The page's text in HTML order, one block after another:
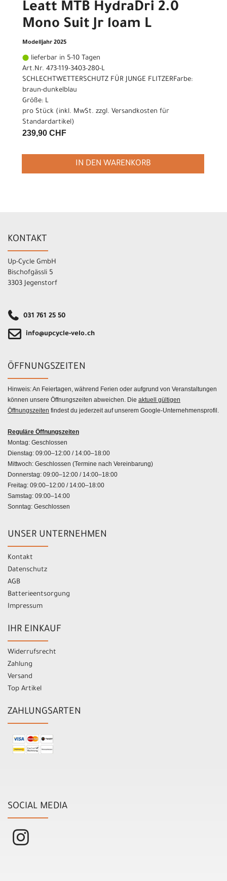
Leatt MTB HydraDri 2.0
Mono Suit Jr loam L
Modelljahr 2025
lieferbar in 5-10 Tagen
Art.Nr. 473-119-3403-280-L
SCHLECHTWETTERSCHUTZ FÜR JUNGE FLITZERFarbe:
braun-dunkelblau
Größe: L
pro Stück (inkl. MwSt. zzgl. Versandkosten für
Standardartikel)
239,90 CHF
IN DEN WARENKORB
KONTAKT
Up-Cycle GmbH
Bischofgässli 5
3303 Jegenstorf
031 761 25 50
info@upcycle-velo.ch
ÖFFNUNGSZEITEN
Hinweis: An Feiertagen, während Ferien oder aufgrund von Veranstaltungen
können unsere Öffnungszeiten abweichen. Die aktuell gültigen
Öffnungszeiten findest du jederzeit auf unserem Google-Unternehmensprofil.
Reguläre Öffnungszeiten
Montag: Geschlossen
Dienstag: 09:00–12:00 / 14:00–18:00
Mittwoch: Geschlossen (Termine nach Vereinbarung)
Donnerstag: 09:00–12:00 / 14:00–18:00
Freitag: 09:00–12:00 / 14:00–18:00
Samstag: 09:00–14:00
Sonntag: Geschlossen
UNSER UNTERNEHMEN
Kontakt
Datenschutz
AGB
Batterieentsorgung
Impressum
IHR EINKAUF
Widerrufsrecht
Zahlung
Versand
Top Artikel
ZAHLUNGSARTEN
SOCIAL MEDIA